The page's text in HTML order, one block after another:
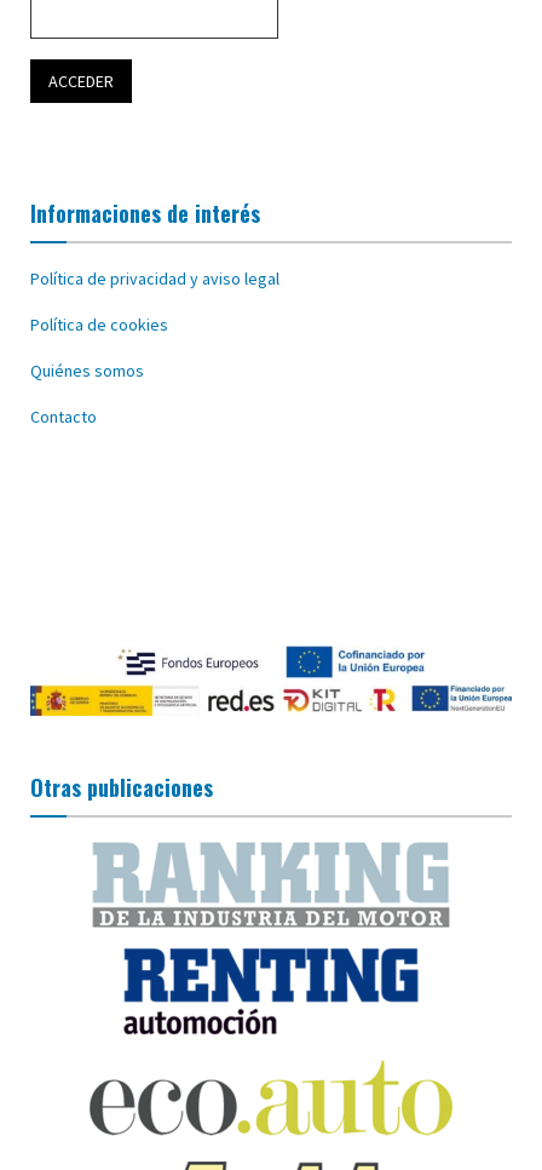
Informaciones de interés
Política de privacidad y aviso legal
Política de cookies
Quiénes somos
Contacto
Otras publicaciones